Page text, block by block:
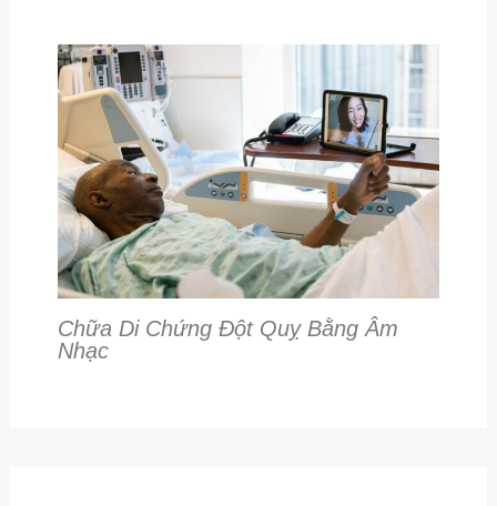
Chữa Di Chứng Đột Quỵ Bằng Âm
Nhạc